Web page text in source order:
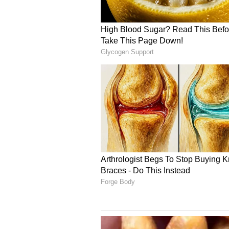
Image Credit : Asianet News
చిరు మూవీ నుంచి
చిరంజీవి లాంటి అగ్ర హీరో సినిమా
చిత్ర షూటింగ్ ప్రారంభం అయినప్పటికీ
రాలేదు అని అంటున్నారు. దీనితో ఆమె ఈ
జరుగుతోంది.